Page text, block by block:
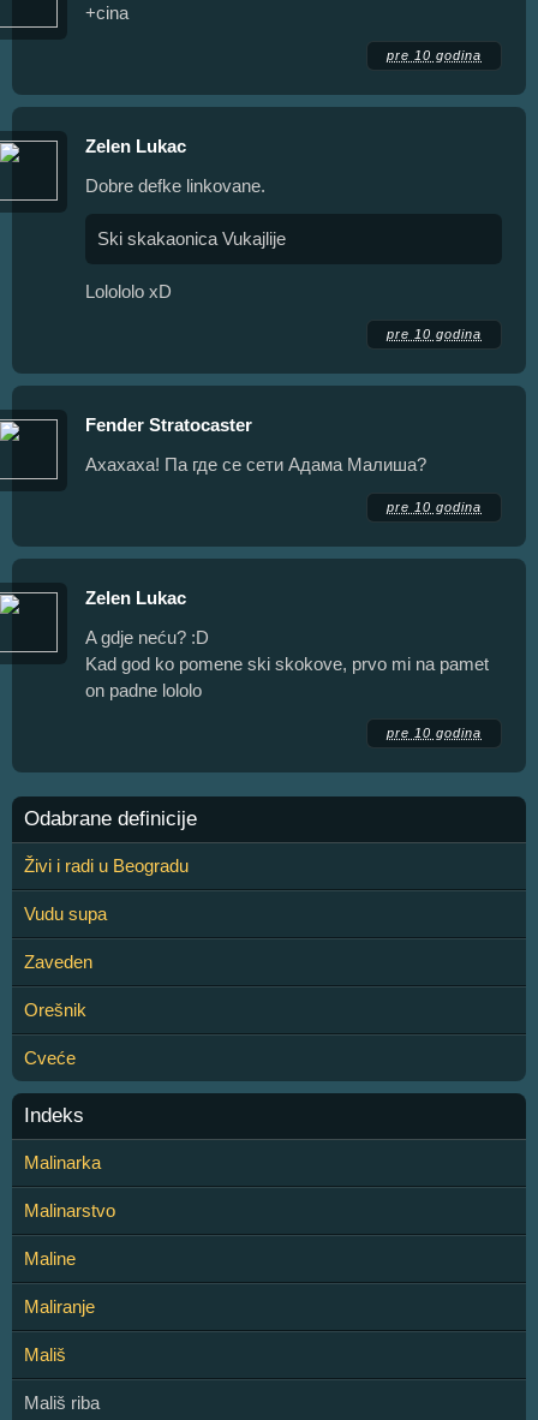
+cina
pre 10 godina
Zelen Lukac
Dobre defke linkovane.
Ski skakaonica Vukajlije
Lolololo xD
pre 10 godina
Fender Stratocaster
Ахахаха! Па где се сети Адама Малиша?
pre 10 godina
Zelen Lukac
A gdje neću? :D
Kad god ko pomene ski skokove, prvo mi na pamet
on padne lololo
pre 10 godina
Odabrane definicije
Živi i radi u Beogradu
Vudu supa
Zaveden
Orešnik
Cveće
Indeks
Malinarka
Malinarstvo
Maline
Maliranje
Mališ
Mališ riba